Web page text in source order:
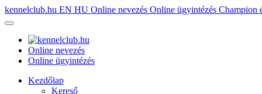
kennelclub.hu EN HU Online nevezés Online ügyintézés Champion
Online nevezés
Online ügyintézés
Kezdőlap
Kereső